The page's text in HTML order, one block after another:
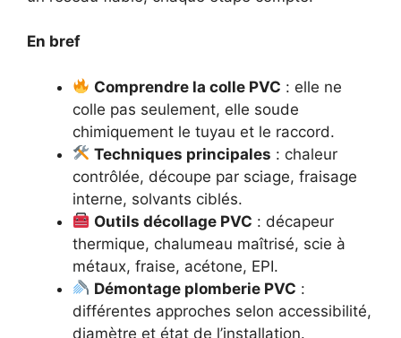
En bref
Comprendre la colle PVC : elle ne
colle pas seulement, elle soude
chimiquement le tuyau et le raccord.
Techniques principales : chaleur
contrôlée, découpe par sciage, fraisage
interne, solvants ciblés.
Outils décollage PVC : décapeur
thermique, chalumeau maîtrisé, scie à
métaux, fraise, acétone, EPI.
Démontage plomberie PVC :
différentes approches selon accessibilité,
diamètre et état de l’installation.